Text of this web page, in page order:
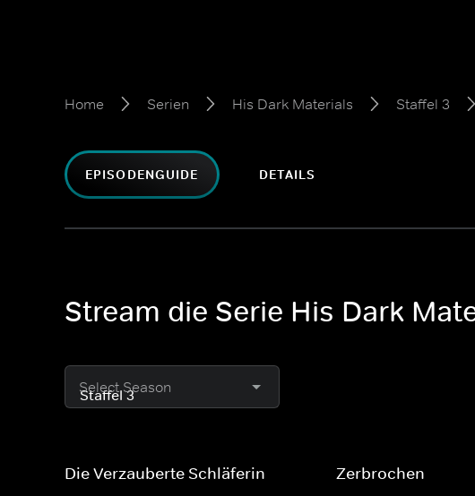
Home Serien His Dark Materials Staffel 3
EPISODENGUIDE DETAILS
Stream die Serie His Dark
Select Season
Die Verzauberte Schläferin Zerbrochen